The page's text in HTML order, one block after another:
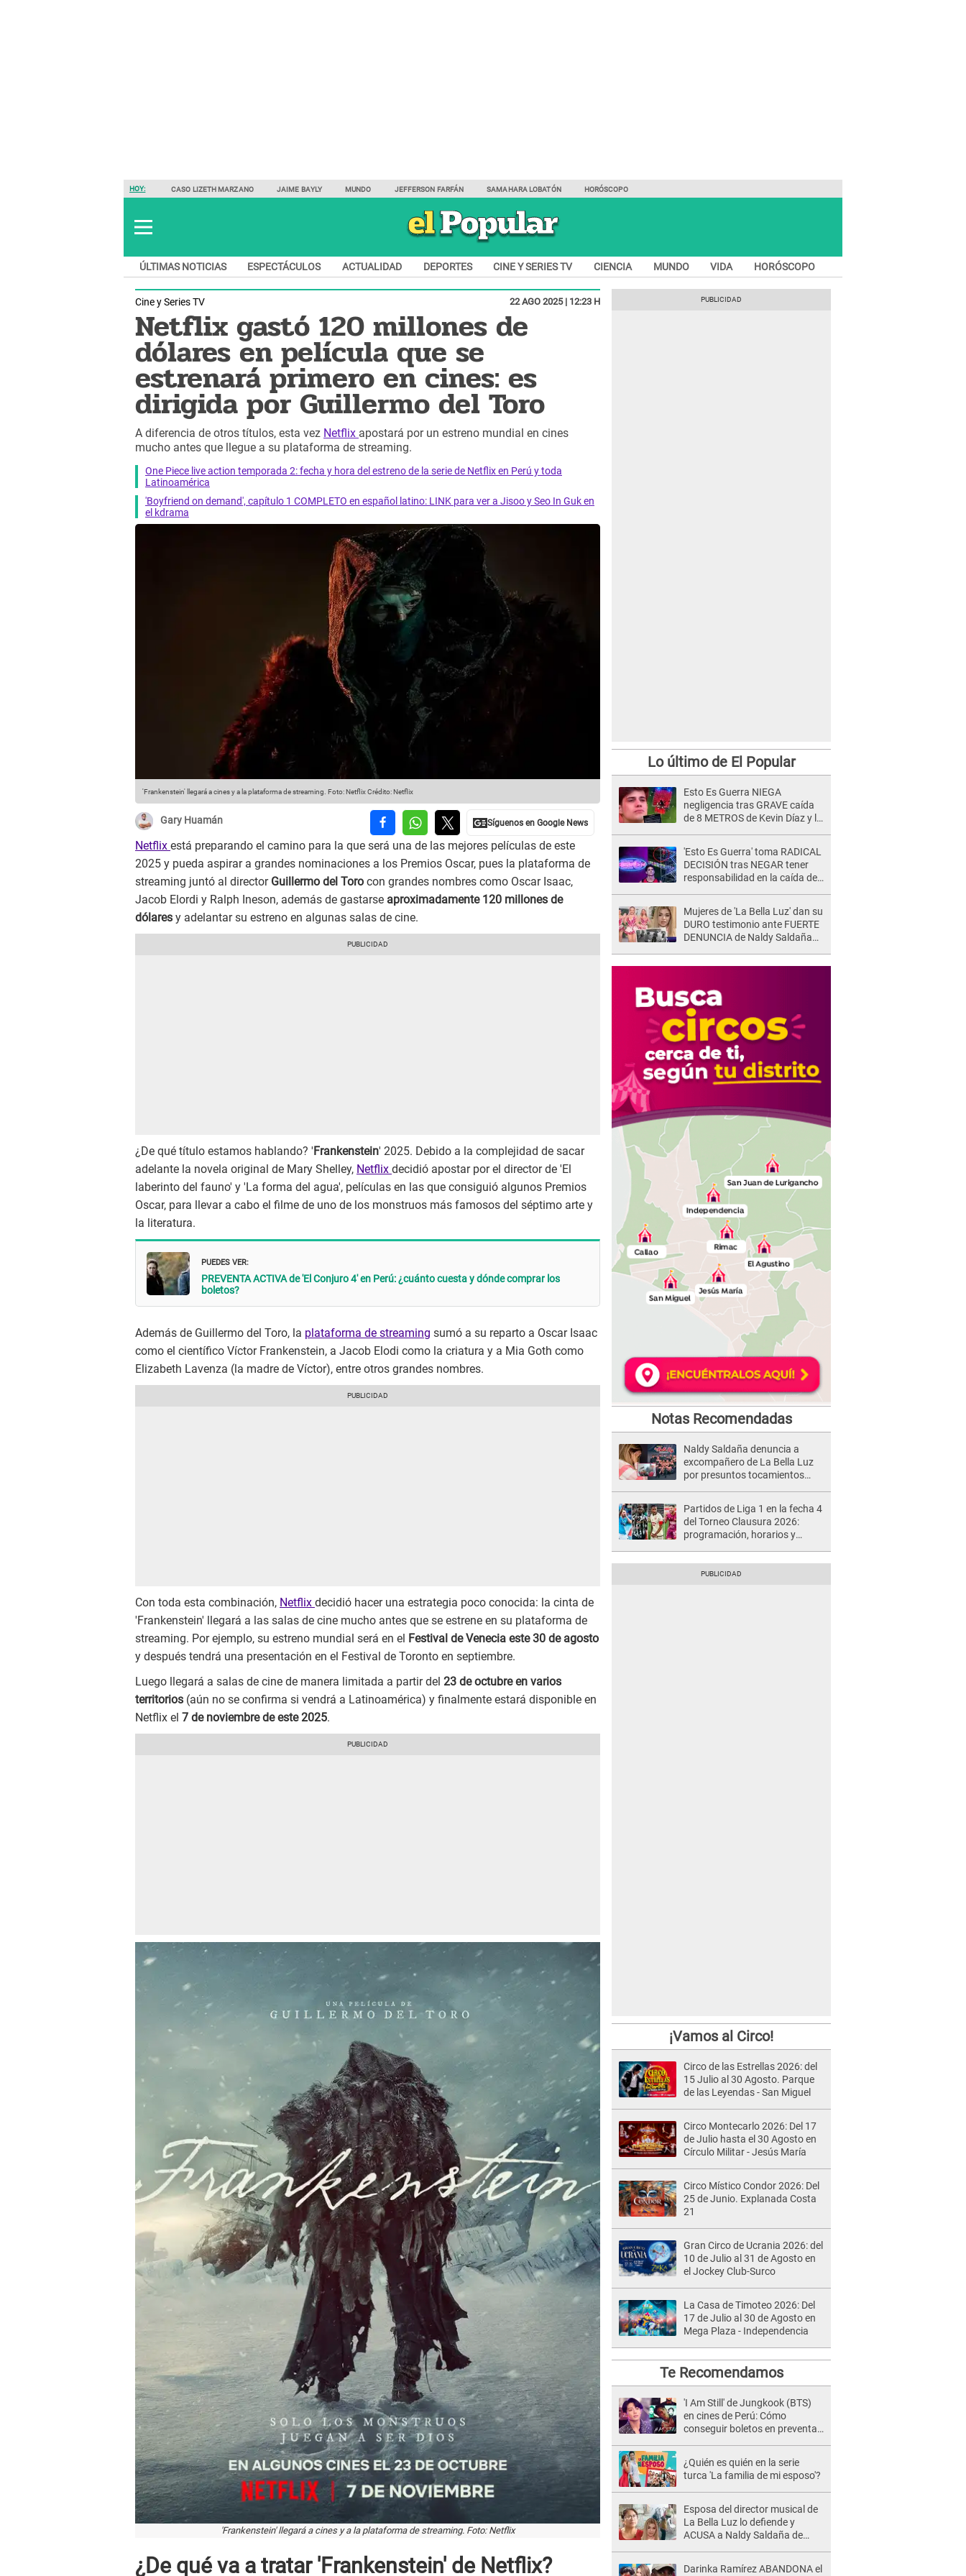
HOY: CASO LIZETH MARZANO JAIME BAYLY MUNDO JEFFERSON FARFÁN SAMAHARA LOBATÓN HORÓSCOPO
ÚLTIMAS NOTICIAS ESPECTÁCULOS ACTUALIDAD DEPORTES CINE Y SERIES TV CIENCIA MUNDO VIDA HORÓSCOPO
Cine y Series TV 22 AGO 2025 | 12:23 H
Netflix gastó 120 millones de
dólares en película que se
estrenará primero en cines: es
dirigida por Guillermo del Toro
A diferencia de otros títulos, esta vez Netflix apostará por un estreno mundial en cines
mucho antes que llegue a su plataforma de streaming.
One Piece live action temporada 2: fecha y hora del estreno de la serie de Netflix en Perú y toda
Latinoamérica
'Boyfriend on demand', capítulo 1 COMPLETO en español latino: LINK para ver a Jisoo y Seo In Guk en
el kdrama
'Frankenstein' llegará a cines y a la plataforma de streaming. Foto: NetflixCrédito: Netflix
Gary Huamán
Netflix está preparando el camino para la que será una de las mejores películas de este
2025 y pueda aspirar a grandes nominaciones a los Premios Oscar, pues la plataforma de
streaming juntó al director Guillermo del Toro con grandes nombres como Oscar Isaac,
Jacob Elordi y Ralph Ineson, además de gastarse aproximadamente 120 millones de
dólares y adelantar su estreno en algunas salas de cine.
¿De qué título estamos hablando? ' Frankenstein' 2025. Debido a la complejidad de sacar
adelante la novela original de Mary Shelley, Netflix decidió apostar por el director de 'El
laberinto del fauno' y 'La forma del agua', películas en las que consiguió algunos Premios
Oscar, para llevar a cabo el filme de uno de los monstruos más famosos del séptimo arte y
la literatura.
PUEDES VER:
PREVENTA ACTIVA de 'El Conjuro 4' en Perú: ¿cuánto cuesta y dónde comprar los
boletos?
Además de Guillermo del Toro, la plataforma de streaming sumó a su reparto a Oscar Isaac
como el científico Víctor Frankenstein, a Jacob Elodi como la criatura y a Mia Goth como
Elizabeth Lavenza (la madre de Víctor), entre otros grandes nombres.
Con toda esta combinación, Netflix decidió hacer una estrategia poco conocida: la cinta de
'Frankenstein' llegará a las salas de cine mucho antes que se estrene en su plataforma de
streaming. Por ejemplo, su estreno mundial será en el Festival de Venecia este 30 de agosto
y después tendrá una presentación en el Festival de Toronto en septiembre.
Luego llegará a salas de cine de manera limitada a partir del 23 de octubre en varios
territorios (aún no se confirma si vendrá a Latinoamérica) y finalmente estará disponible en
Netflix el 7 de noviembre de este 2025.
'Frankenstein' llegará a cines y a la plataforma de streaming. Foto: Netflix
¿De qué va a tratar 'Frankenstein' de Netflix?
Lo último de El Popular
Esto Es Guerra NIEGA
negligencia tras GRAVE caída
de 8 METROS de Kevin Díaz y lo
'Esto Es Guerra' toma RADICAL
DECISIÓN tras NEGAR tener
responsabilidad en la caída de
Mujeres de 'La Bella Luz' dan su
DURO testimonio ante FUERTE
DENUNCIA de Naldy Saldaña
Notas Recomendadas
Naldy Saldaña denuncia a
excompañero de La Bella Luz
por presuntos tocamientos
Partidos de Liga 1 en la fecha 4
del Torneo Clausura 2026:
programación, horarios y
¡Vamos al Circo!
Circo de las Estrellas 2026: del
15 Julio al 30 Agosto. Parque
de las Leyendas - San Miguel
Circo Montecarlo 2026: Del 17
de Julio hasta el 30 Agosto en
Círculo Militar - Jesús María
Circo Místico Condor 2026: Del
25 de Junio. Explanada Costa
21
Gran Circo de Ucrania 2026: del
10 de Julio al 31 de Agosto en
el Jockey Club-Surco
La Casa de Timoteo 2026: Del
17 de Julio al 30 de Agosto en
Mega Plaza - Independencia
Te Recomendamos
'I Am Still' de Jungkook (BTS)
en cines de Perú: Cómo
conseguir boletos en preventa
¿Quién es quién en la serie
turca 'La familia de mi esposo'?
Esposa del director musical de
La Bella Luz lo defiende y
ACUSA a Naldy Saldaña de
Darinka Ramírez ABANDONA el